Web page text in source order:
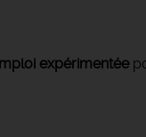
expérimentée